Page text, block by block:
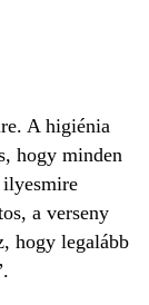
A higiénia
hogy minden
ilyesmire
a verseny
hogy legalább